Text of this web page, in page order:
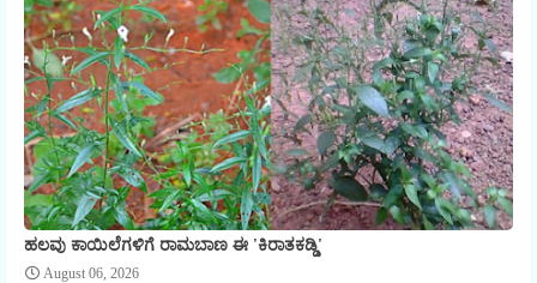
ಹಲವು ಕಾಯಿಲೆಗಳಿಗೆ ರಾಮಬಾಣ ಈ 'ಕಿರಾತಕಡ್ಡಿ'
August 06, 2026